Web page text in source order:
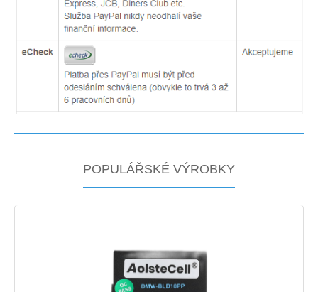
POPULÁŘSKÉ VÝROBKY